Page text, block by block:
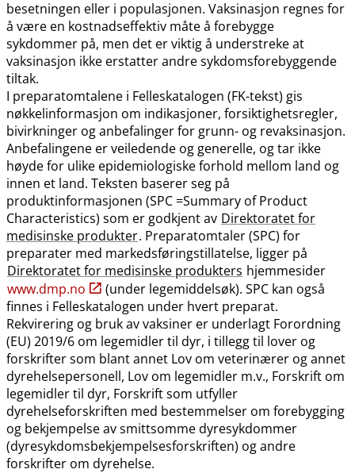
besetningen eller i populasjonen. Vaksinasjon regnes for
å være en kostnadseffektiv måte å forebygge
sykdommer på, men det er viktig å understreke at
vaksinasjon ikke erstatter andre sykdomsforebyggende
tiltak.
I preparatomtalene i Felleskatalogen (FK-tekst) gis
nøkkelinformasjon om indikasjoner, forsiktighetsregler,
bivirkninger og anbefalinger for grunn- og revaksinasjon.
Anbefalingene er veiledende og generelle, og tar ikke
høyde for ulike epidemiologiske forhold mellom land og
innen et land. Teksten baserer seg på
produktinformasjonen (SPC =Summary of Product
Characteristics) som er godkjent av Direktoratet for
medisinske produkter. Preparatomtaler (SPC) for
preparater med markedsføringstillatelse, ligger på
Direktoratet for medisinske produkters hjemmesider
www.dmp.no
(under legemiddelsøk). SPC kan også
finnes i Felleskatalogen under hvert preparat.
Rekvirering og bruk av vaksiner er underlagt Forordning
(EU) 2019/6 om legemidler til dyr, i tillegg til lover og
forskrifter som blant annet Lov om veterinærer og annet
dyrehelsepersonell, Lov om legemidler m.v., Forskrift om
legemidler til dyr, Forskrift som utfyller
dyrehelseforskriften med bestemmelser om forebygging
og bekjempelse av smittsomme dyresykdommer
(dyresykdomsbekjempelsesforskriften) og andre
forskrifter om dyrehelse.